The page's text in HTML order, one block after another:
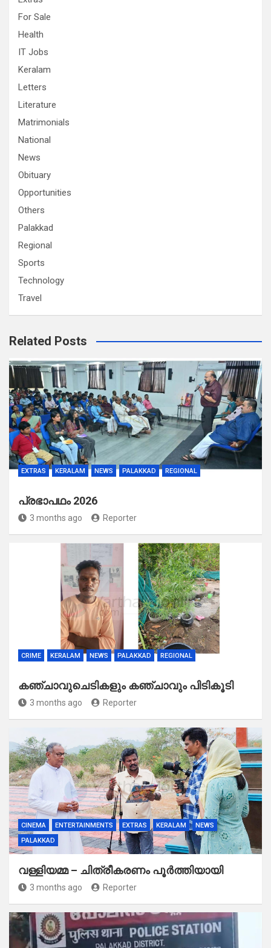
For Sale
Health
IT Jobs
Keralam
Letters
Literature
Matrimonials
National
News
Obituary
Opportunities
Others
Palakkad
Regional
Sports
Technology
Travel
Related Posts
EXTRAS KERALAM NEWS PALAKKAD REGIONAL
പ്രഭാപഥം 2026
3 months ago Reporter
CRIME KERALAM NEWS PALAKKAD REGIONAL
കഞ്ചാവുചെടികളും കഞ്ചാവും പിടികൂടി
3 months ago Reporter
CINEMA ENTERTAINMENTS EXTRAS KERALAM
NEWS
PALAKKAD
വള്ളിയമ്മ – ചിത്രീകരണം പൂർത്തിയായി
3 months ago Reporter